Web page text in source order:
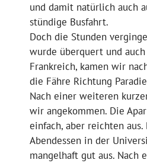
und damit natürlich auch
stündige Busfahrt.
Doch die Stunden
wurde überquert und auch
Frankreich, kamen wir
die Fähre Richtung
Nach einer weiteren
wir angekommen. Die
einfach, aber reichten aus.
Abendessen in der
mangelhaft gut aus. Nach